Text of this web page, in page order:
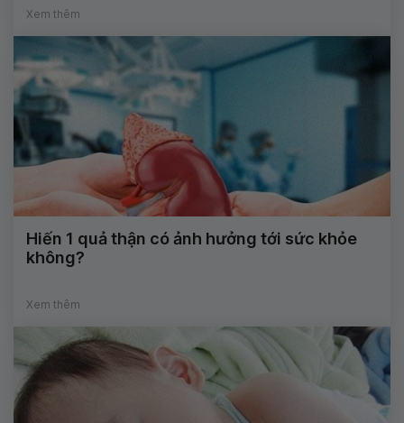
Xem thêm
Hiến 1 quả thận có ảnh hưởng tới sức khỏe
không?
Xem thêm